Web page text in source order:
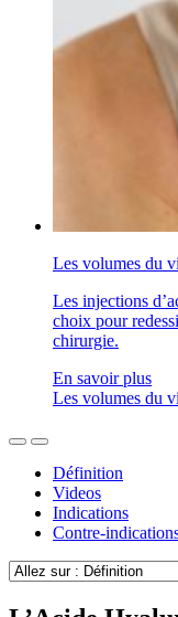
Les volumes du
Les injections
choix pour
chirurgie.
En savoir plus
Les volumes du
Définition
Videos
Indications
Contre-